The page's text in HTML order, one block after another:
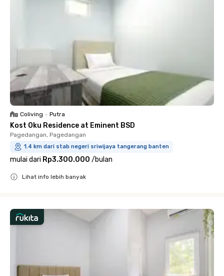
Coliving • Putra
Kost Oku Residence at Eminent BSD
Pagedangan, Pagedangan
1.4 km dari stab negeri sriwijaya tangerang banten
mulai dari Rp3.300.000 /bulan
Lihat info lebih banyak